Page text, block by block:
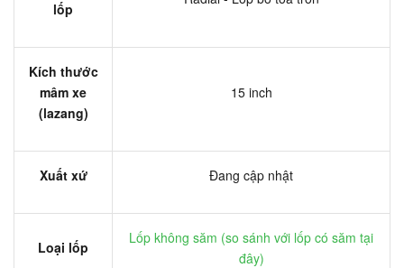
lốp
Kích thước
mâm xe
(lazang)
15 inch
Xuất xứ Đang cập nhật
Loại lốp
Lốp không săm (so sánh với lốp có săm tại
đây)